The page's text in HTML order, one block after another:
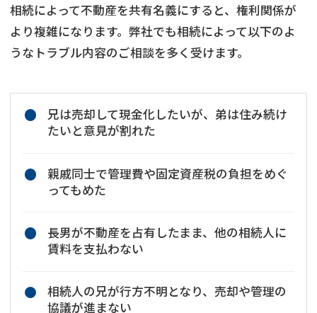
相続によって不動産を共有名義にすると、権利関係が
より複雑になります。弊社でも相続によって以下のよ
うなトラブル内容のご相談を多く受けます。
兄は売却して現金化したいが、弟は住み続け
たいと意見が割れた
親戚同士で管理費や固定資産税の負担をめぐ
ってもめた
長男が不動産を占有したまま、他の相続人に
賃料を支払わない
相続人の兄が行方不明となり、売却や管理の
協議が進まない